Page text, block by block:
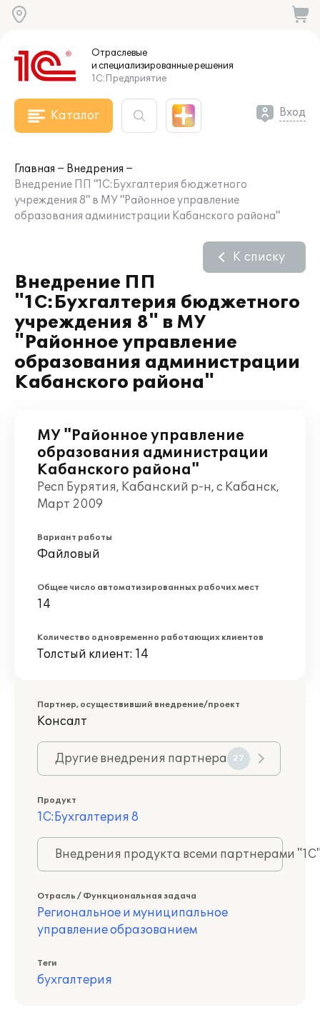
Отраслевые
и специализированныерешения
1С:Предприятие
Каталог Вход
Главная
Внедрения
Внедрение ПП "1С:Бухгалтерия бюджетного
учреждения 8" в МУ "Районное управление
образования администрации Кабанского района"
Внедрение ПП
"1С:Бухгалтерия бюджетного
учреждения 8" в МУ
"Районное управление
образования администрации
Кабанского района"
К списку
МУ "Районное управление
образования администрации
Кабанского района"
Респ Бурятия, Кабанский р-н, с Кабанск,
Март 2009
Вариант работы
Файловый
Общее число автоматизированных рабочих мест
14
Количество одновременно работающих клиентов
Толстый клиент: 14
Партнер, осуществивший внедрение/проект
Консалт
Другие внедрения партнера 27
Продукт
1С:Бухгалтерия 8
Внедрения продукта всеми партнерами
Отрасль / Функциональная задача
Региональное и муниципальное
управление образованием
Теги
бухгалтерия